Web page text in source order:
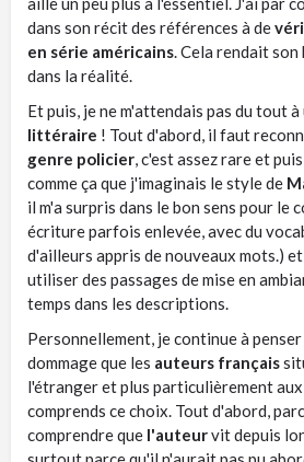
dans son récit des références à de
en série américains . Cela rendait
dans la réalité.
Et puis, je ne m'attendais pas du tout à
littéraire ! Tout d'abord, il faut
genre policier , c'est assez rare et
comme ça que j'imaginais le style de
il m'a surpris dans le bon sens pour le
écriture parfois enlevée, avec du
d'ailleurs appris de nouveaux mots.)
utiliser des passages de mise en
temps dans les descriptions.
Personnellement, je continue à
dommage que les auteurs français
l'étranger et plus particulièrement aux
comprends ce choix. Tout d'abord,
comprendre que l'auteurvit depuis